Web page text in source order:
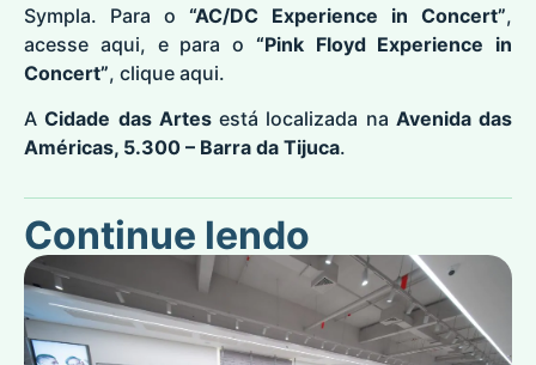
Sympla. Para o “AC/DC Experience in Concert”,
acesse aqui, e para o “Pink Floyd Experience in
Concert”, clique aqui.
ACidade das Artesestá localizada na Avenida das
Américas, 5.300 – Barra da Tijuca.
Continue lendo